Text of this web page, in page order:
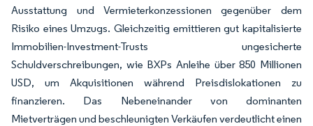
Ausstattung und Vermieterkonzessionen gegenüber dem
Risiko eines Umzugs. Gleichzeitig emittieren gut kapitalisierte
Immobilien-Investment-Trusts ungesicherte
Schuldverschreibungen, wie BXPs Anleihe über 850 Millionen
USD, um Akquisitionen während Preisdislokationen zu
finanzieren. Das Nebeneinander von dominanten
Mietverträgen und beschleunigten Verkäufen verdeutlicht einen